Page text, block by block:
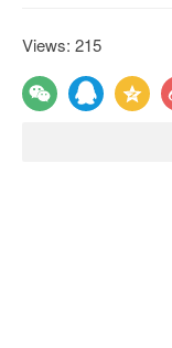
Views: 215